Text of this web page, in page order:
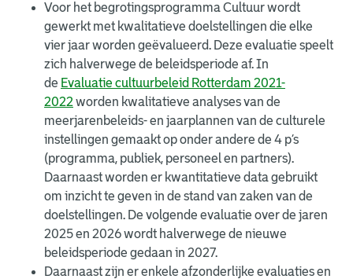
Voor het begrotingsprogramma Cultuur wordt
gewerkt met kwalitatieve doelstellingen die elke
vier jaar worden geëvalueerd. Deze evaluatie speelt
zich halverwege de beleidsperiode af. In
de Evaluatie cultuurbeleid Rotterdam 2021-
2022 worden kwalitatieve analyses van de
meerjarenbeleids- en jaarplannen van de culturele
instellingen gemaakt op onder andere de 4 p’s
(programma, publiek, personeel en partners).
Daarnaast worden er kwantitatieve data gebruikt
om inzicht te geven in de stand van zaken van de
doelstellingen. De volgende evaluatie over de jaren
2025 en 2026 wordt halverwege de nieuwe
beleidsperiode gedaan in 2027.
Daarnaast zijn er enkele afzonderlijke evaluaties en